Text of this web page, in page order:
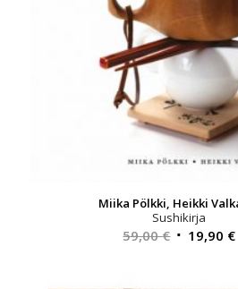
Miika Pölkki, Heikki
Sushikirja
59,00€ 19,90 €